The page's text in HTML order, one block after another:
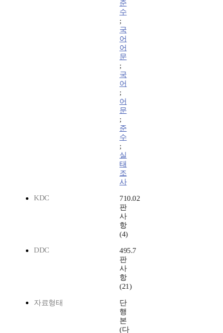
준
수
;
국
어
어
문
;
국
어
;
어
문
;
준
수
;
실
태
조
사
KDC
710.02
판
사
항
(4)
DDC
495.7
판
사
항
(21)
자료형태
단
행
본
(다